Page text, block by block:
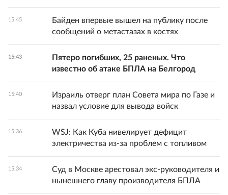
15:45
Байден впервые вышел на публику после
сообщений о метастазах в костях
15:43
Пятеро погибших, 25 раненых. Что
известно об атаке БПЛА на Белгород
15:40
Израиль отверг план Совета мира по Газе и
назвал условие для вывода войск
15:36
WSJ: Как Куба нивелирует дефицит
электричества из-за проблем с топливом
15:34
Суд в Москве арестовал экс-руководителя и
нынешнего главу производителя БПЛА